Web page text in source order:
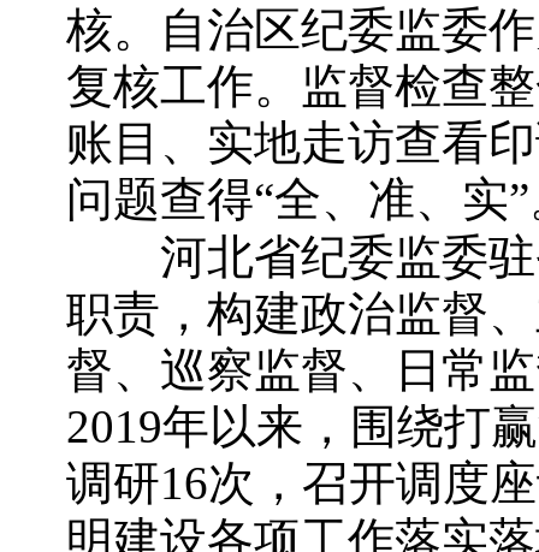
核。自治区纪委监委
复核工作。监督检查
账目、实地走访查看
问题查得“全、准、实
河北省纪委监委驻
职责，构建政治监督
督、巡察监督、日常
2019年以来，围绕打
调研16次，召开调度
明建设各项工作落实